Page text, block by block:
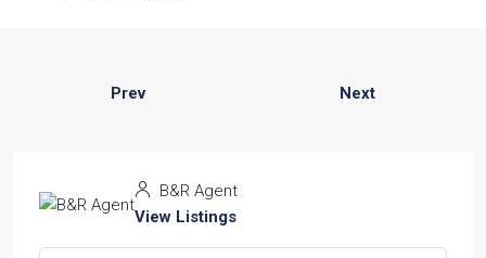
Prev Next
B&R Agent
View Listings